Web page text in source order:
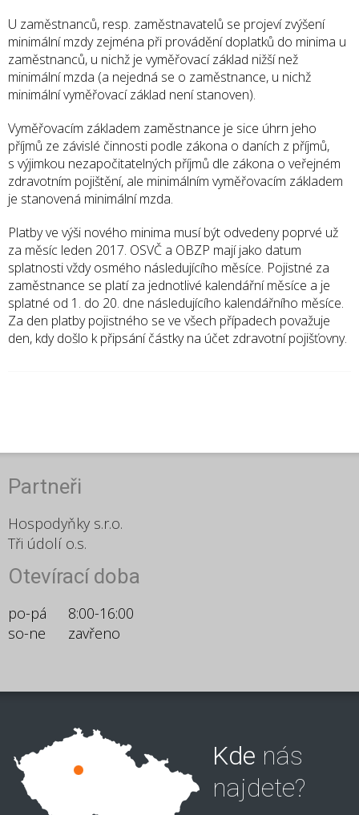
U zaměstnanců, resp. zaměstnavatelů se projeví zvýšení
minimální mzdy zejména při provádění doplatků do minima u
zaměstnanců, u nichž je vyměřovací základ nižší než
minimální mzda (a nejedná se o zaměstnance, u nichž
minimální vyměřovací základ není stanoven).
Vyměřovacím základem zaměstnance je sice úhrn jeho
příjmů ze závislé činnosti podle zákona o daních z příjmů,
s výjimkou nezapočitatelných příjmů dle zákona o veřejném
zdravotním pojištění, ale minimálním vyměřovacím základem
je stanovená minimální mzda.
Platby ve výši nového minima musí být odvedeny poprvé už
za měsíc leden 2017. OSVČ a OBZP mají jako datum
splatnosti vždy osmého následujícího měsíce. Pojistné za
zaměstnance se platí za jednotlivé kalendářní měsíce a je
splatné od 1. do 20. dne následujícího kalendářního měsíce.
Za den platby pojistného se ve všech případech považuje
den, kdy došlo k připsání částky na účet zdravotní pojišťovny.
Partneři
Hospodyňky s.r.o.
Tři údolí o.s.
Otevírací doba
po-pá
8:00-16:00
so-ne
zavřeno
Kde nás
najdete?